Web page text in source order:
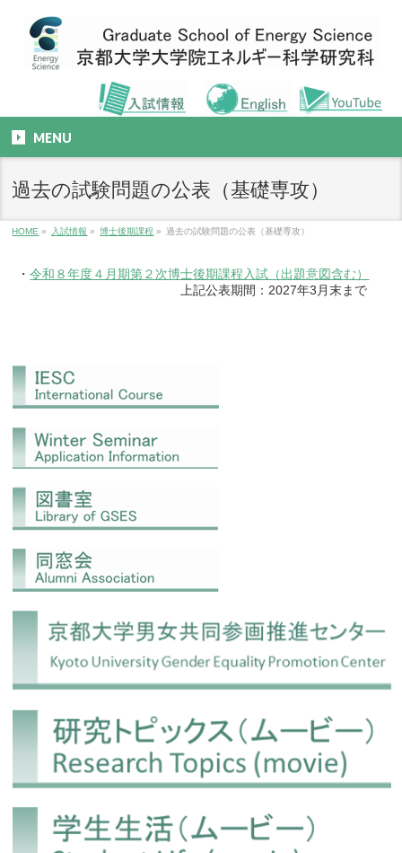
MENU
過去の試験問題の公表（基礎専攻）
HOME » 入試情報 » 博士後期課程 » 過去の試験問題の公表（基礎専攻）
・令和８年度４月期第２次博士後期課程入試（出題意図含む）
上記公表期間：2027年3月末まで